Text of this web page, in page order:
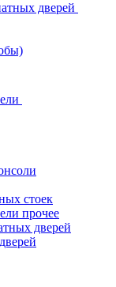
дверей
стоек
прочее
дверей